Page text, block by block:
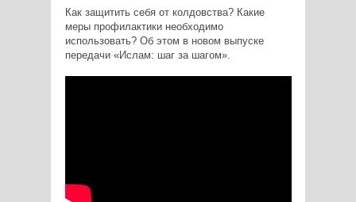
Как защитить себя от колдовства? Какие
меры профилактики необходимо
использовать? Об этом в новом выпуске
передачи «Ислам: шаг за шагом».